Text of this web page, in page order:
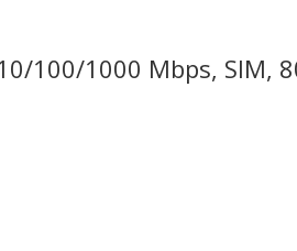
100/1000 Mbps, SIM,